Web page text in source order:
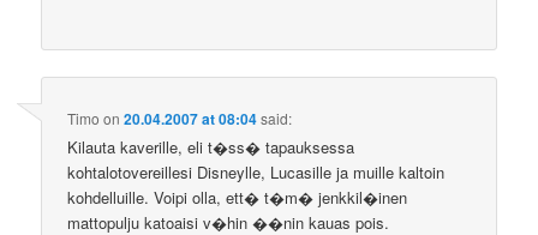
Timo on20.04.2007 at 08:04said:
Kilauta kaverille, eli t�ss� tapauksessa
kohtalotovereillesi Disneylle, Lucasille ja muille kaltoin
kohdelluille. Voipi olla, ett� t�m� jenkkil�inen
mattopulju katoaisi v�hin ��nin kauas pois.